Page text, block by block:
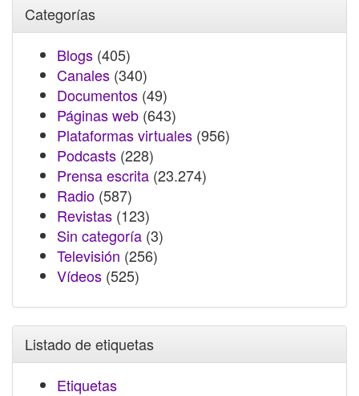
Categorías
Blogs (405)
Canales (340)
Documentos (49)
Páginas web (643)
Plataformas virtuales (956)
Podcasts (228)
Prensa escrita (23.274)
Radio (587)
Revistas (123)
Sin categoría (3)
Televisión (256)
Vídeos (525)
Listado de etiquetas
Etiquetas